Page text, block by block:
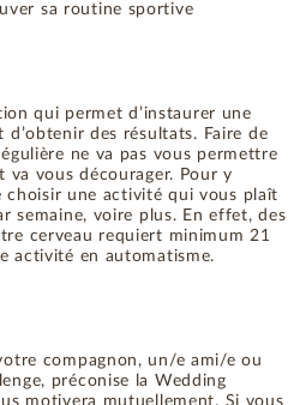
sa routine sportive
qui permet d’instaurer une
des résultats. Faire de
ne va pas vous permettre
va vous décourager. Pour y
choisir une activité qui vous plaît
semaine, voire plus. En effet, des
cerveau requiert minimum 21
activité en automatisme.
compagnon, un/e ami/e ou
préconise la Wedding
motivera mutuellement. Si vous